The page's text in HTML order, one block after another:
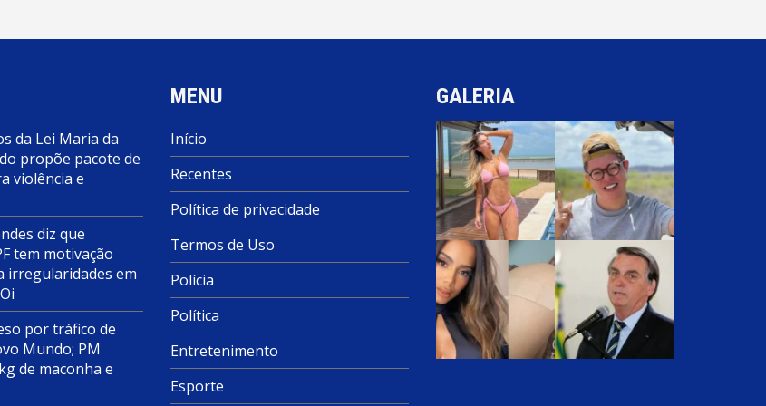
da Lei Maria da
propõe pacote de
violência e
diz que
tem motivação
irregularidades em
por tráfico de
Mundo; PM
de maconha e
MENU
Início
Recentes
Política de privacidade
Termos de Uso
Polícia
Política
Entretenimento
Esporte
GALERIA